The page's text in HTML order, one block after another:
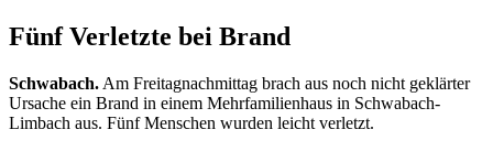
Fünf Verletzte bei Brand
Schwabach. Am Freitagnachmittag brach aus noch nicht geklärter
Ursache ein Brand in einem Mehrfamilienhaus in Schwabach-
Limbach aus. Fünf Menschen wurden leicht verletzt.